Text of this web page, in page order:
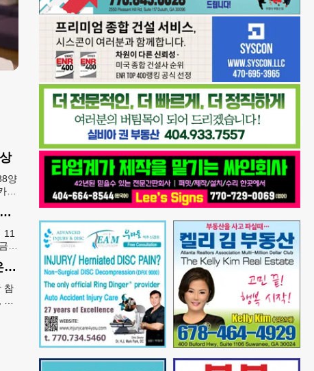
양
조세심판원, 유연석 '30억 세금' 불복 청구 기각
11
토
카니 "월드컵 주제가 안무 제작 영광…춤은 국경 없는 언어"
참